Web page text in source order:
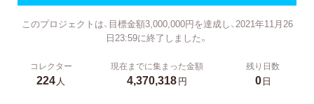
このプロジェクトは、目標金額3,000,000円を達成し、2021年11月26
日23:59に終了しました。
コレクター
224人
現在までに集まった金額
4,370,318円
残り日数
0日